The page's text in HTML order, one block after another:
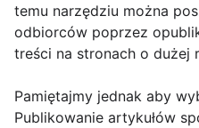
temu narzędziu można
odbiorców poprzez
treści na stronach o dużej
Pamiętajmy jednak aby
Publikowanie artykułów